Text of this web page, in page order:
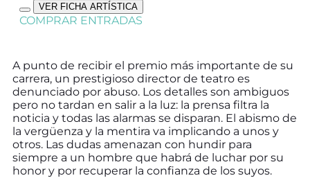
VER FICHA ARTÍSTICA
COMPRAR ENTRADAS
A punto de recibir el premio más importante de su
carrera, un prestigioso director de teatro es
denunciado por abuso. Los detalles son ambiguos
pero no tardan en salir a la luz: la prensa filtra la
noticia y todas las alarmas se disparan. El abismo de
la vergüenza y la mentira va implicando a unos y
otros. Las dudas amenazan con hundir para
siempre a un hombre que habrá de luchar por su
honor y por recuperar la confianza de los suyos.